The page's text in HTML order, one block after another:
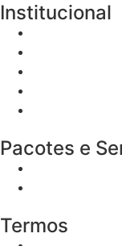
Institucional
Pacotes e
Termos